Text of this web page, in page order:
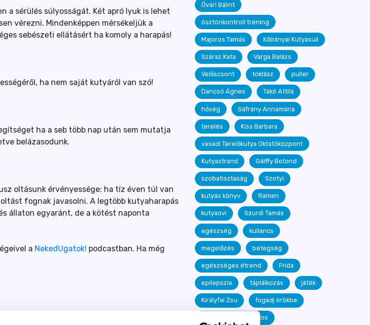
a sérülés súlyosságát. Két apró lyuk is lehet
vérezni. Mindenképpen mérsékeljük a
sebészeti ellátásért ha komoly a harapás!
ha nem saját kutyáról van szó!
ha a seb több nap után sem mutatja
belázasodunk.
oltásunk érvényessége: ha tíz éven túl van
fognak javasolni. A legtöbb kutyaharapás
állaton egyaránt, de a kötést naponta
a NekedUgatok! podcastban. Ha még
Óvári Bálint
ösztönkontroll tréning
Majoros Tamás Kőbányai Kutyasuli
Száraz Kata Varga Balázs
Velőscsont toklász puller
Dancsó Ágnes Takó Attila
hőség Sáfrány Annamária
terelés Kiss Barbara
vasadi Terelőkutya Oktatóközpont
Kutyastrand Gálffy Botond
szobatisztaság Szotyi
kutyás könyv Ramen
kutyaovi Szurdi Tamás
egészség kullancs
megelőzés betegség
egészséges étrend Frida
epilepszia táplálkozás játék
Királyfai Zsu fogadj örökbe
egészségügyi kisokos